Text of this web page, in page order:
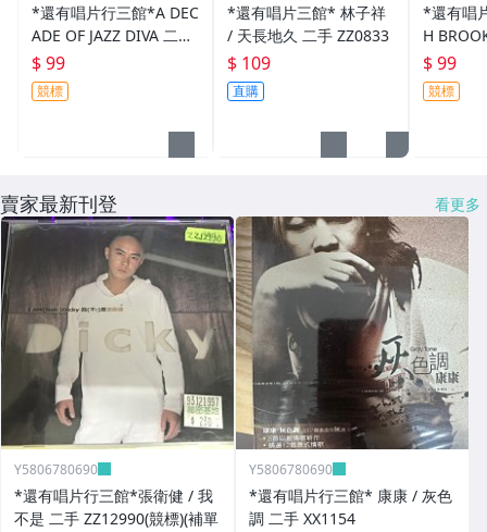
*還有唱片行三館*A DEC
ADE OF JAZZ DIVA 二手
ZZ21155
$ 99
競標
*還有唱片三館* 林子祥
/ 天長地久 二手 ZZ0833
$ 109
直購
*還有唱
H
E WIND
(競標)
$ 99
競標
賣家最新刊登 看更多
Y5806780690
*還有唱片行三館*張衛健 / 我
不是 二手 ZZ12990(競標)(補單
Y5806780690
*還有唱片行三館* 康康 / 灰色
調 二手 XX1154